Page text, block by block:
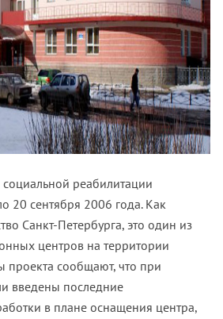
реабилитации
20 сентября 2006 года. Как
Санкт-Петербурга, это один из
центров на территории
проекта сообщают, что при
введены последние
в плане оснащения центра,